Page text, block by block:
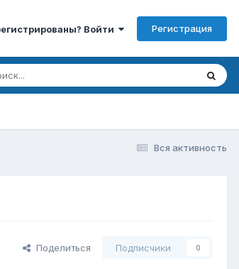
Войти Регистрация
Вся активность
Поделиться Подписчики 0